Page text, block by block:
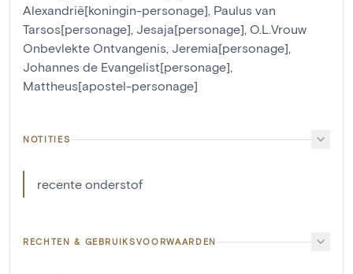
Alexandrië[koningin-personage], Paulus van
Tarsos[personage], Jesaja[personage], O.L.Vrouw
Onbevlekte Ontvangenis, Jeremia[personage],
Johannes de Evangelist[personage],
Mattheus[apostel-personage]
NOTITIES
recente onderstof
RECHTEN & GEBRUIKSVOORWAARDEN